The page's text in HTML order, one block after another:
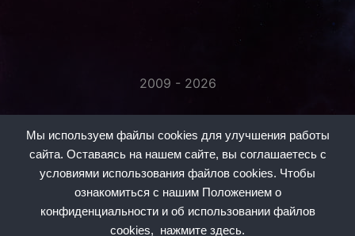
Мы используем файлы cookies для улучшения работы
сайта. Оставаясь на нашем сайте, вы соглашаетесь с
условиями использования файлов cookies. Чтобы
ознакомиться с нашим Положением о
конфиденциальности и об использовании файлов
cookies,
нажмите здесь.
2009 - 2026